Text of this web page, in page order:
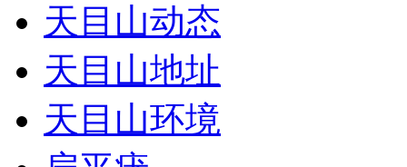
天目山动态
天目山地址
天目山环境